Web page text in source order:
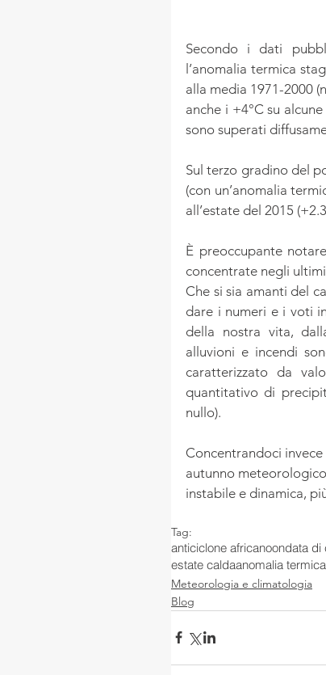
Secondo i dati
l’anomalia termica
alla media 1971-2000
anche i +4°C su
sono superati
Sul terzo gradino del
(con un’anomalia
all’estate del 2015
È preoccupante
concentrate negli
Che si sia amanti del
dare i numeri e i voti
della nostra vita,
alluvioni e incendi
caratterizzato da
quantitativo di
nullo).
Concentrandoci
autunno
instabile e dinamica,
Tag:
anticiclone africanoondata di
estate caldaanomalia
Meteorologia e climatologia
Blog